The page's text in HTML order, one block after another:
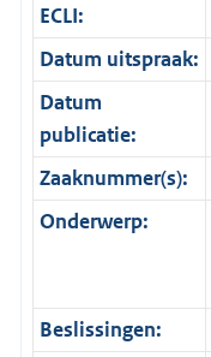
ECLI:
Datum uitspraak:
Datum
publicatie:
Zaaknummer(s):
Onderwerp:
Beslissingen: